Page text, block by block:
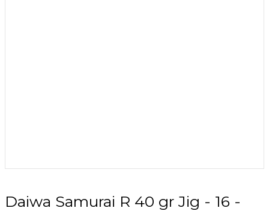
Daiwa Samurai R 40 gr Jig - 16 -